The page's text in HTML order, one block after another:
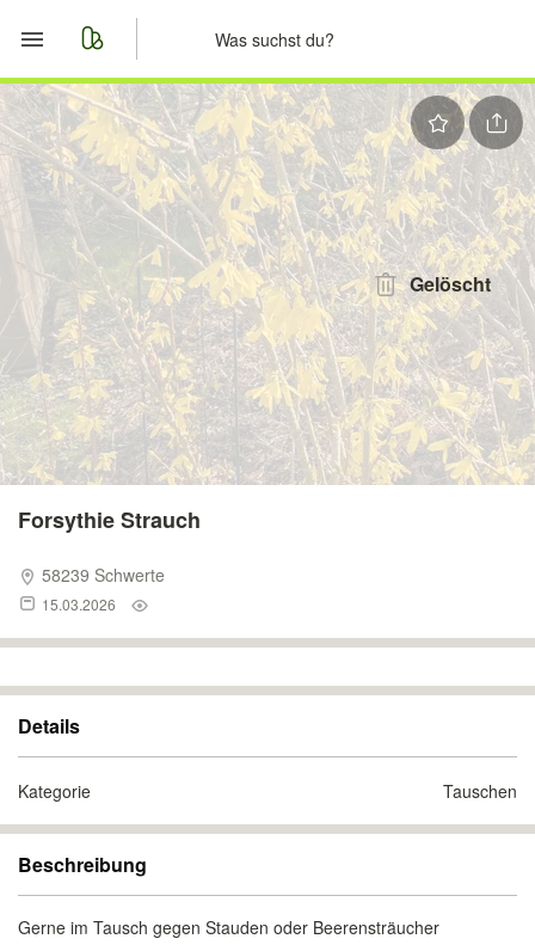
Start
Merkliste
Nachrichten
Anzeige aufgeben
Gelöscht
Forsythie Strauch
58239 Schwerte
15.03.2026
Details
Kategorie Tauschen
Beschreibung
Gerne im Tausch gegen Stauden oder Beerensträucher